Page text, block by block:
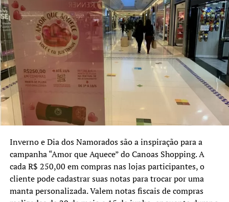
Inverno e Dia dos Namorados são a inspiração para a
campanha “Amor que Aquece” do Canoas Shopping. A
cada R$ 250,00 em compras nas lojas participantes, o
cliente pode cadastrar suas notas para trocar por uma
manta personalizada. Valem notas fiscais de compras